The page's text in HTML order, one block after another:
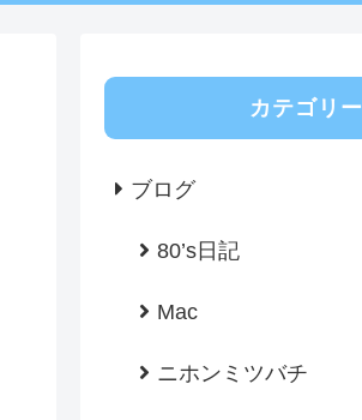
カテゴリー
ブログ
80’s日記
Mac
ニホンミツバチ